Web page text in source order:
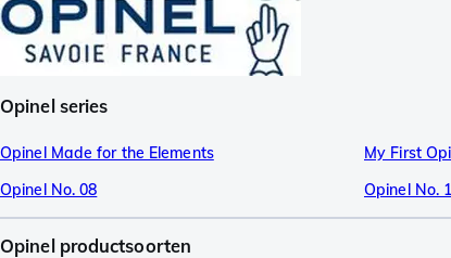
Opinel series
Opinel Made for the Elements My First
Opinel No. 08
Opinel No.
Opinel productsoorten